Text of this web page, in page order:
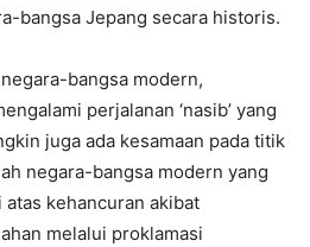
bangsa Jepang secara historis.
bangsa modern,
perjalanan ‘nasib’ yang
juga ada kesamaan pada titik
negara-bangsa modern yang
kehancuran akibat
melalui proklamasi